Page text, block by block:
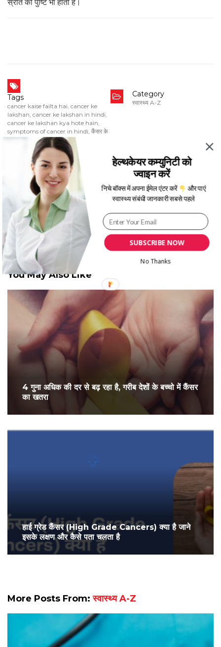
स्रोत की पुष्टि भी होती है।
Tags
cancer kaise failta hai, cancer ke
lakshan, cancer ke lakshan in hindi,
cancer ke lakshan kya hote hain,
symptoms of cancer in hindi, कैंसर के
लक्षण
Category
स्वास्थ्य A-Z
Date
Jan 4, 2019
Written By Aishwarya Pillai
You May Also Like
4 गुना अधिक की दर से बढ़ रहा है, गरीब देशों के बच्चो में कैंसर
का खतरा
हाई ग्रेड कैंसर (High Grade Cancers) क्‍या है जाने
इसके लक्षण और कैसे पता चलता है
More Posts From:स्वास्थ्य A-Z
SUBSCRIBE NOW
हेल्थकेयर कम्युनिटी को
ज्वाइन करें
निचे बॉक्स में अपना ईमेल एंटर करें
और पाएं
स्वास्थ्य संबंधी जानकारी सबसे पहले
No Thanks